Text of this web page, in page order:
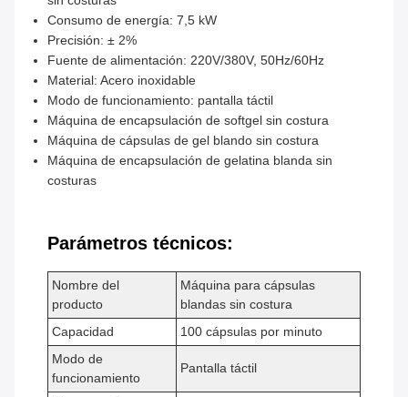
Consumo de energía: 7,5 kW
Precisión: ± 2%
Fuente de alimentación: 220V/380V, 50Hz/60Hz
Material: Acero inoxidable
Modo de funcionamiento: pantalla táctil
Máquina de encapsulación de softgel sin costura
Máquina de cápsulas de gel blando sin costura
Máquina de encapsulación de gelatina blanda sin
costuras
Parámetros técnicos:
Nombre del
producto
Máquina para cápsulas
blandas sin costura
Capacidad
100 cápsulas por minuto
Modo de
funcionamiento
Pantalla táctil